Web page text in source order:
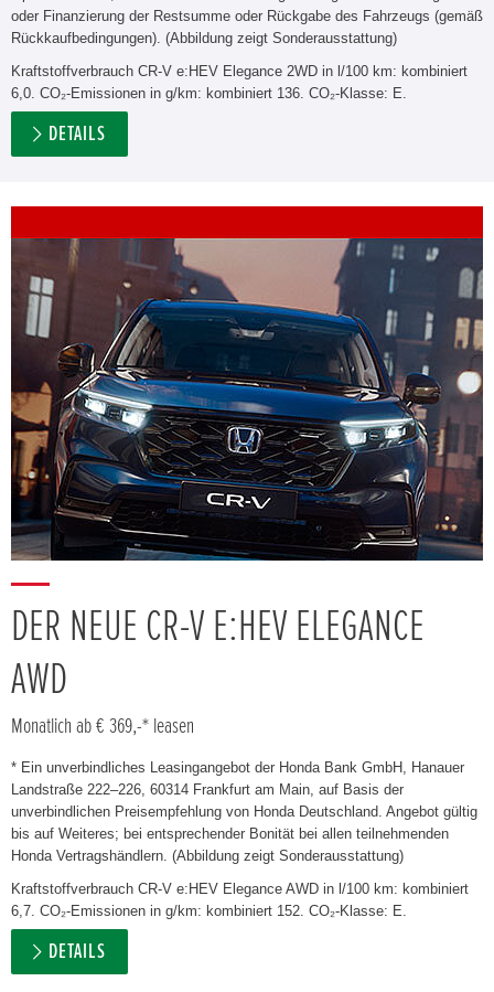
oder Finanzierung der Restsumme oder Rückgabe des Fahrzeugs (gemäß
Rückkaufbedingungen). (Abbildung zeigt Sonderausstattung)
Kraftstoffverbrauch CR-V e:HEV Elegance 2WD in l/100 km: kombiniert
6,0. CO₂-Emissionen in g/km: kombiniert 136. CO₂-Klasse: E.
DETAILS
DER NEUE CR-V E:HEV ELEGANCE
AWD
Monatlich ab € 369,-* leasen
* Ein unverbindliches Leasingangebot der Honda Bank GmbH, Hanauer
Landstraße 222–226, 60314 Frankfurt am Main, auf Basis der
unverbindlichen Preisempfehlung von Honda Deutschland. Angebot gültig
bis auf Weiteres; bei entsprechender Bonität bei allen teilnehmenden
Honda Vertragshändlern. (Abbildung zeigt Sonderausstattung)
Kraftstoffverbrauch CR-V e:HEV Elegance AWD in l/100 km: kombiniert
6,7. CO₂-Emissionen in g/km: kombiniert 152. CO₂-Klasse: E.
DETAILS